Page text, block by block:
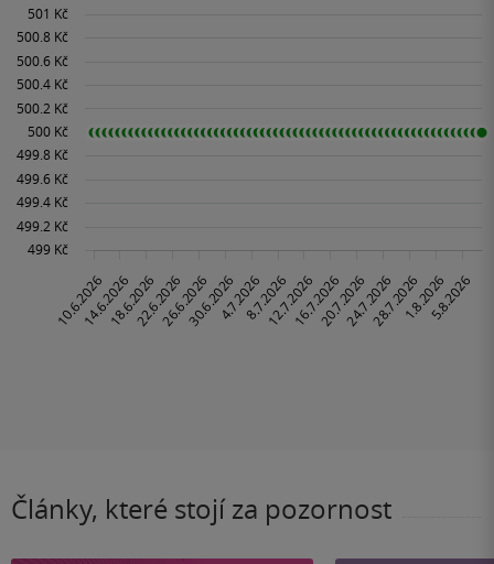
Články, které stojí za pozornost